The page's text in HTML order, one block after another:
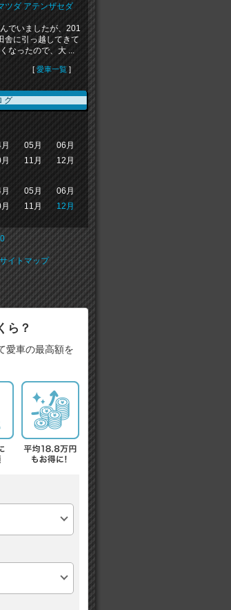
ツダ アテンザセダ
でいましたが、201
舎に引っ越してきて
なったので、大 ...
[ 愛車一覧 ]
グ
05月
06月
11月
12月
05月
06月
11月 12月
サイトマップ
ら？
愛車の最高額を